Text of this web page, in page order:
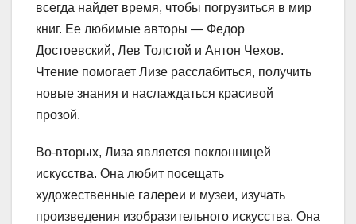
всегда найдет время, чтобы погрузиться в мир
книг. Ее любимые авторы — Федор
Достоевский, Лев Толстой и Антон Чехов.
Чтение помогает Лизе расслабиться, получить
новые знания и наслаждаться красивой
прозой.
Во-вторых, Лиза является поклонницей
искусства. Она любит посещать
художественные галереи и музеи, изучать
произведения изобразительного искусства. Она